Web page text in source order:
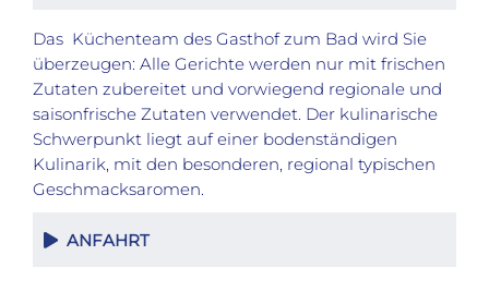
Das Küchenteam des Gasthof zum Bad wird Sie
überzeugen: Alle Gerichte werden nur mit frischen
Zutaten zubereitet und vorwiegend regionale und
saisonfrische Zutaten verwendet. Der kulinarische
Schwerpunkt liegt auf einer bodenständigen
Kulinarik, mit den besonderen, regional typischen
Geschmacksaromen.
ANFAHRT